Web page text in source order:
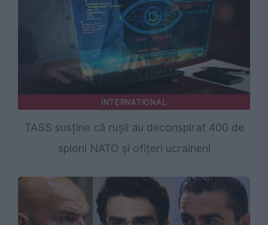
INTERNATIONAL
TASS susține că rușii au deconspirat 400 de
spioni NATO și ofițeri ucraineni